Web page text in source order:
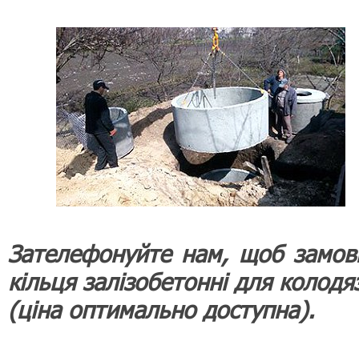
Зателефонуйте нам, щоб
кільця залізобетонні для
(ціна оптимально доступна).